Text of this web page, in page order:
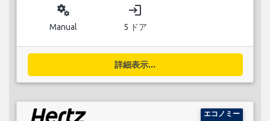
miscellaneous_services
Manual
login
5 ドア
詳細表示...
エコノミー